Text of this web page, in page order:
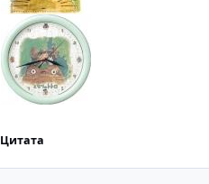
Цитата